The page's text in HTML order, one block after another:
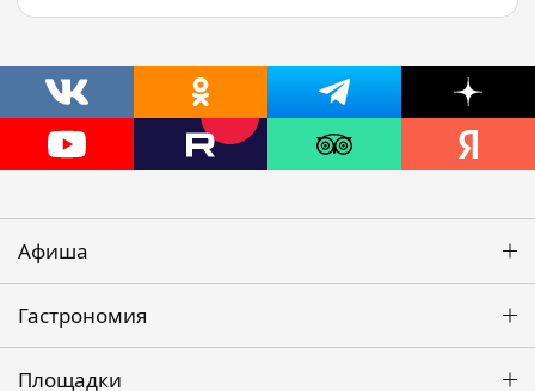
Афиша
Гастрономия
Площадки